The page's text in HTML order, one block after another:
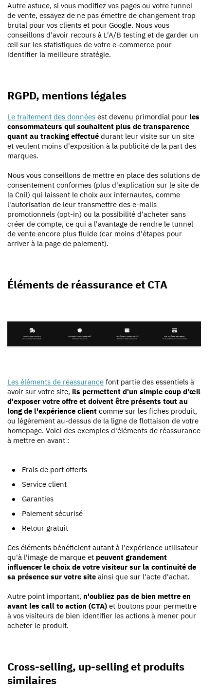
Autre astuce, si vous modifiez vos pages ou votre tunnel
de vente, essayez de ne pas émettre de changement trop
brutal pour vos clients et pour Google. Nous vous
conseillons d'avoir recours à L'A/B testing et de garder un
œil sur les statistiques de votre e-commerce pour
identifier la meilleure stratégie.
RGPD, mentions légales
Le traitement des données est devenu primordial pour les
consommateurs qui souhaitent plus de transparence
quant au tracking effectué durant leur visite sur un site
et veulent moins d'exposition à la publicité de la part des
marques.
Nous vous conseillons de mettre en place des solutions de
consentement conformes (plus d'explication sur le site de
la Cnil) qui laissent le choix aux internautes, comme
l'autorisation de leur transmettre des e-mails
promotionnels (opt-in) ou la possibilité d'acheter sans
créer de compte, ce qui a l'avantage de rendre le tunnel
de vente encore plus fluide (car moins d'étapes pour
arriver à la page de paiement).
Éléments de réassurance et CTA
Les éléments de réassurance font partie des essentiels à
avoir sur votre site, ils permettent d'un simple coup d'œil
d'exposer votre offre et doivent être présents tout au
long de l'expérience client comme sur les fiches produit,
ou légèrement au-dessus de la ligne de flottaison de votre
homepage. Voici des exemples d'éléments de réassurance
à mettre en avant :
Frais de port offerts
Service client
Garanties
Paiement sécurisé
Retour gratuit
Ces éléments bénéficient autant à l'expérience utilisateur
qu'à l'image de marque et peuvent grandement
influencer le choix de votre visiteur sur la continuité de
sa présence sur votre site ainsi que sur l'acte d'achat.
Autre point important, n'oubliez pas de bien mettre en
avant les call to action (CTA) et boutons pour permettre
à vos visiteurs de bien identifier les actions à mener pour
acheter le produit.
Cross-selling, up-selling et produits
similaires